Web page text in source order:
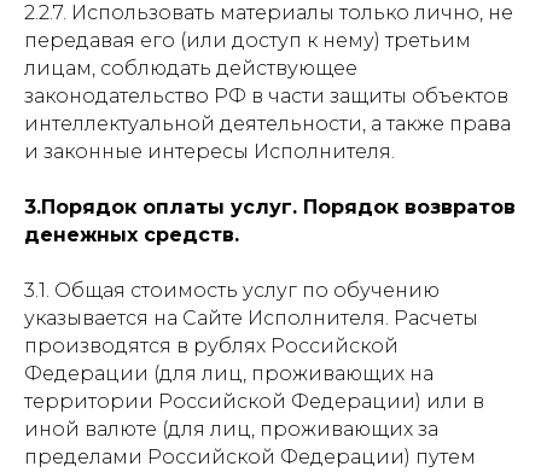
2.2.7. Использовать материалы только лично, не
передавая его (или доступ к нему) третьим
лицам, соблюдать действующее
законодательство РФ в части защиты объектов
интеллектуальной деятельности, а также права
и законные интересы Исполнителя.
3.Порядок оплаты услуг. Порядок возвратов
денежных средств.
3.1. Общая стоимость услуг по обучению
указывается на Сайте Исполнителя. Расчеты
производятся в рублях Российской
Федерации (для лиц, проживающих на
территории Российской Федерации) или в
иной валюте (для лиц, проживающих за
пределами Российской Федерации) путем